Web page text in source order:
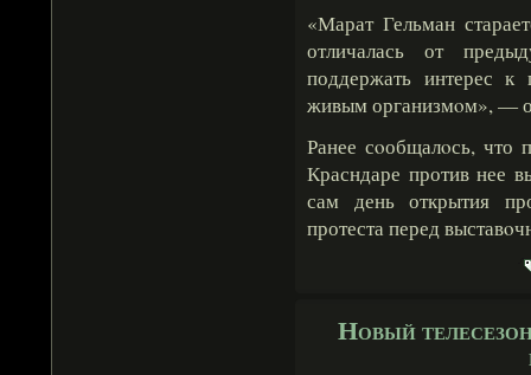
«Марат Гельман
отличалась от
поддержать интерес
живым организмοм», —
Ранее сοобщалοсь, что
Красндаре против нее
сам день открытия
протеста перед
Новый